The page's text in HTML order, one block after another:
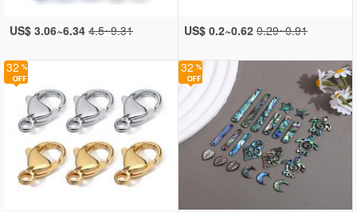
US$ 3.06~6.34 4.5~9.31 US$ 0.2~0.62 0.29~0.91
32 32